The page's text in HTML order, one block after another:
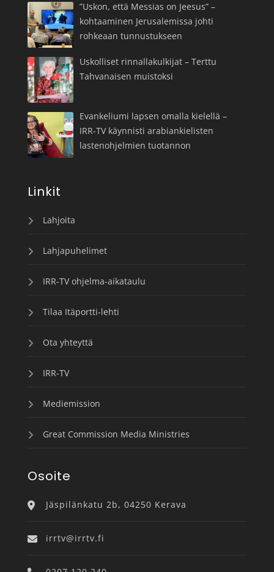
”Uskon, että Messias on Jeesus” –
kohtaaminen Jerusalemissa johti
rohkeaan tunnustukseen
Uskolliset rinnallakulkijat – Terttu
Tahvanaisen muistoksi
Evankeliumi lapsen omalla kielellä –
IRR-TV käynnisti arabiankielisten
lastenohjelmien tuotannon
Linkit
Lahjoita
Lahjapuhelimet
IRR-TV ohjelma-aikataulu
Tilaa Itäportti-lehti
Ota yhteyttä
IRR-TV
Mediemission
Great Commission Media Ministries
Osoite
Jäspilänkatu 2b, 04250 Kerava
irrtv@irrtv.fi